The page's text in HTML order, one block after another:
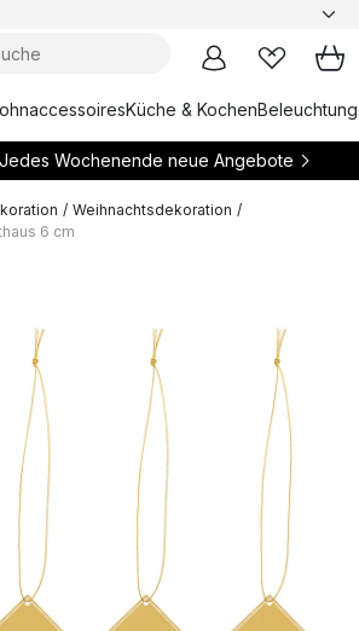
Küche & KochenBeleuchtung
Wochenende neue Angebote
/ Weihnachtsdekoration /
6 cm